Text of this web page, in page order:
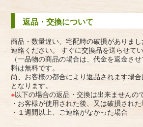
返品・交換について
商品・数量違い、宅配時の破損がありま
連絡ください。 すぐに交換品を送らせてい
（一品物の商品の場合は、代金を返金さ
料は無料です。
尚、お客様の都合により返品されます場
となります。
※以下の場合の返品・交換は出来ませんの
・お客様が使用された後、又は破損され
・１週間以上、ご連絡がなかった場合